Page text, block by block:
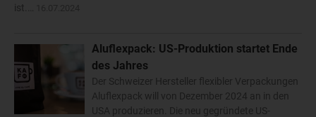
ist.…
Aluflexpack: US-Produktion startet Ende
des Jahres
Der Schweizer Hersteller flexibler Verpackungen
Aluflexpack will von Dezember 2024 an in den
USA produzieren. Die neu gegründete US-